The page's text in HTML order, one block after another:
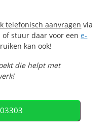
telefonisch aanvragen via
of stuur daar voor eene-
kan ook!
die helpt met